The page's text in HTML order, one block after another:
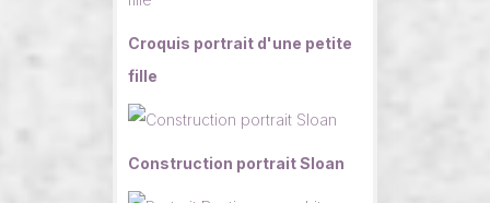
Croquis portrait d'une petite
fille
Construction portrait Sloan